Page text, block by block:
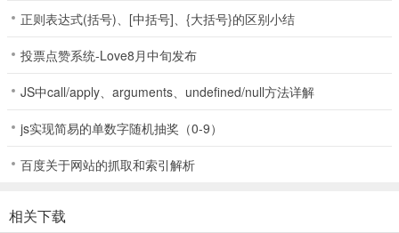
可以慢慢收集；
愤怒的小鸟变形金刚角色推荐
正则表达式(括号)、[中括号]、{大括号}的区别小结
投票点赞系统-Love8月中旬发布
JS中call/apply、arguments、undefined/null方法详解
js实现简易的单数字随机抽奖（0-9）
百度关于网站的抓取和索引解析
相关下载